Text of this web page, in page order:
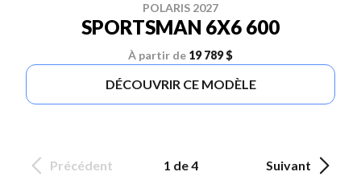
POLARIS 2027
SPORTSMAN 6X6 600
À partir de 19 789 $
DÉCOUVRIR CE MODÈLE
Précédent 1 de 4 Suivant